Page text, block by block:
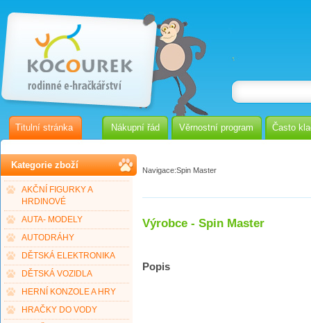
Titulní stránka Nákupní řád Věrnostní program Často
Kategorie zboží
AKČNÍ FIGURKY A
HRDINOVÉ
AUTA- MODELY
AUTODRÁHY
DĚTSKÁ ELEKTRONIKA
DĚTSKÁ VOZIDLA
HERNÍ KONZOLE A HRY
HRAČKY DO VODY
Navigace:Spin Master
Výrobce - Spin Master
Popis